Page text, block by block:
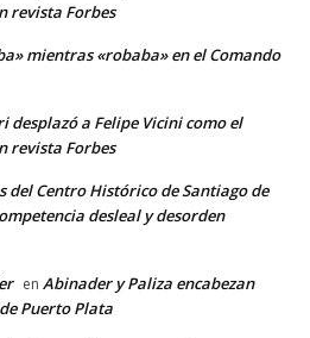
revista Forbes
mientras «robaba» en el Comando
desplazó a Felipe Vicini como el
revista Forbes
del Centro Histórico de Santiago de
desleal y desorden
en Abinader y Paliza encabezan
Puerto Plata